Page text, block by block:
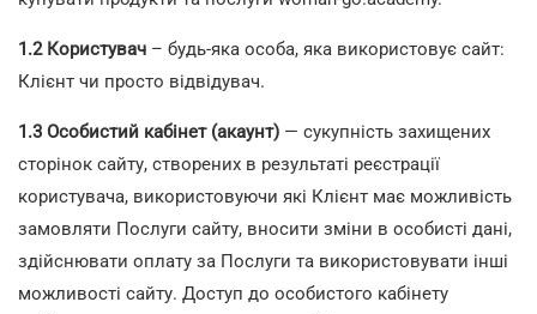
1.2 Користувач – будь-яка особа, яка використовує сайт:
Клієнт чи просто відвідувач.
1.3 Особистий кабінет (акаунт) — сукупність захищених
сторінок сайту, створених в результаті реєстрації
користувача, використовуючи які Клієнт має можливість
замовляти Послуги сайту, вносити зміни в особисті дані,
здійснювати оплату за Послуги та використовувати інші
можливості сайту. Доступ до особистого кабінету